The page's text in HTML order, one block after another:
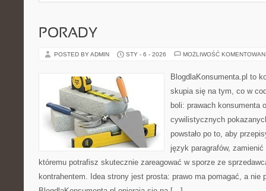
PORADY
POSTED BY ADMIN STY - 6 - 2026 MOŻLIWOŚĆ
BlogdlaKonsumenta.pl to
skupia się na tym, co w
boli: prawach konsumenta
cywilistycznych
powstało po to, aby
język paragrafów,
któremu potrafisz skutecznie zareagować w sporze ze
kontrahentem. Idea strony jest prosta: prawo ma pomagać, a nie